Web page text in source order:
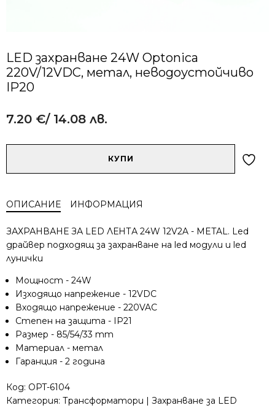
LED захранване 24W Optonica
220V/12VDC, метал, невoдоустойчиво
IP20
7.20 €/ 14.08 лв.
24W
220V/12VDC,
метал,
невoдоустойчиво
КУПИ
ОПИСАНИЕ ИНФОРМАЦИЯ
ЗАХРАНВАНЕ ЗА LED ЛЕНТА 24W 12V2A - METAL. Led
драйвер подходящ за захранване на led модули и led
лунички
Мощност - 24W
Изходящо напрежение - 12VDC
Входящо напрежение - 220VAC
Степен на защита - IP21
Размер - 85/54/33 mm
Материал - метал
Гаранция - 2 година
Код: OPT-6104
Категория: Трансформатори | Захранване за LED